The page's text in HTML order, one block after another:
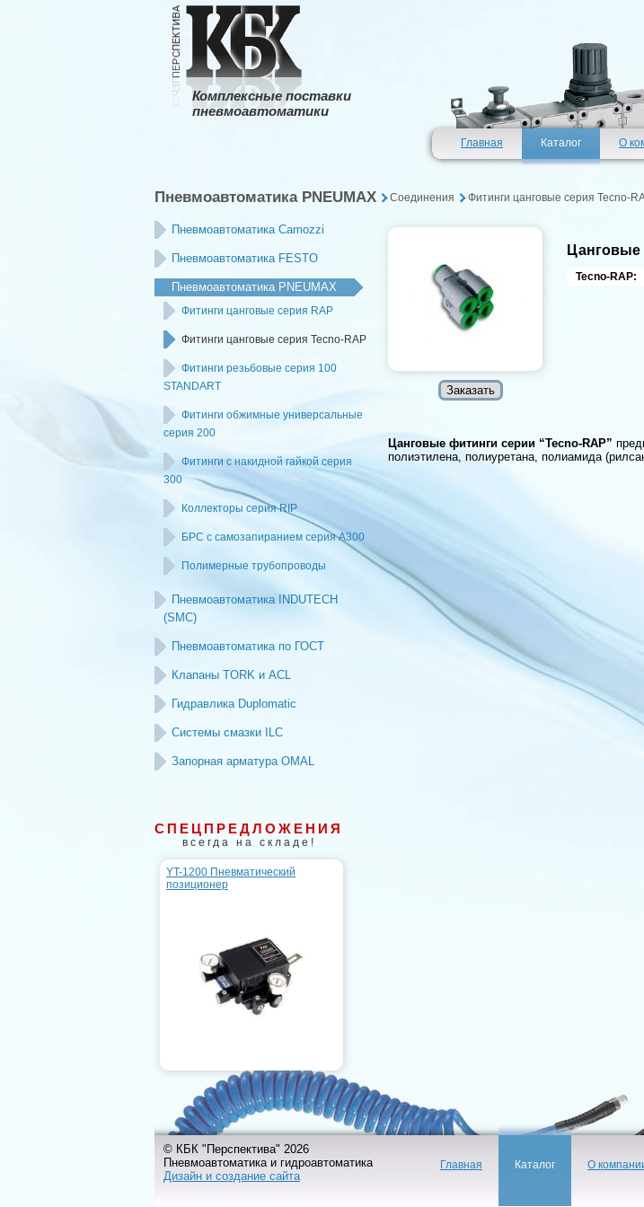
Комплексные поставки
пневмоавтоматики
Главная Каталог О
Пневмоавтоматика PNEUMAX Соединения Фитинги цанговые серия Tecno-
Пневмоавтоматика Camozzi
Пневмоавтоматика FESTO
Пневмоавтоматика PNEUMAX
Фитинги цанговые серия RAP
Фитинги цанговые серия Tecno-RAP
Фитинги резьбовые серия 100
STANDART
Фитинги обжимные универсальные
серия 200
Фитинги с накидной гайкой серия
300
Коллекторы серия RIP
БРС с самозапиранием серия А300
Полимерные трубопроводы
Пневмоавтоматика INDUTECH
(SMC)
Пневмоавтоматика по ГОСТ
Клапаны TORK и ACL
Гидравлика Duplomatic
Системы смазки ILC
Запорная арматура OMAL
СПЕЦПРЕДЛОЖЕНИЯ
всегда на складе!
YT-1200 Пневматический
позиционер
Цанговые
Tecno-RAP:
Цанговые фитинги серии “Tecno-RAP”
полиэтилена, полиуретана, полиамида
© КБК "Перспектива" 2026
Пневмоавтоматика и гидроавтоматика
Дизайн и создание сайта
Главная Каталог О